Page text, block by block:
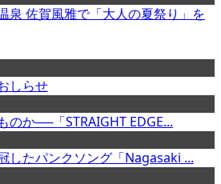
泉 佐賀風雅で「大人の夏祭り」を
しらせ
のか──「STRAIGHT EDGE...
したパンクソング「Nagasaki ...